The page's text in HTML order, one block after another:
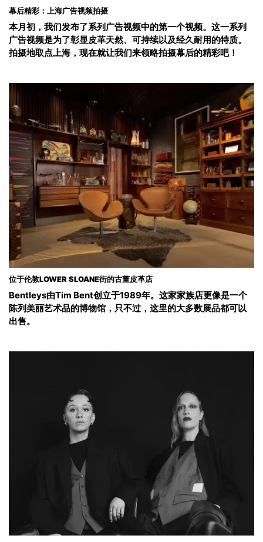
幕后精彩：上海广告视频拍摄
本月初，我们发布了系列广告视频中的第一个视频。这一系列
广告视频是为了彰显皮革天然、可持续以及经久耐用的特质。
拍摄地取点上海，现在就让我们来领略拍摄幕后的精彩吧！
位于伦敦LOWER SLOANE街的古董皮革店
Bentleys由Tim Bent创立于1989年。这家家族店更像是一个
陈列美丽艺术品的博物馆，只不过，这里的大多数展品都可以
出售。